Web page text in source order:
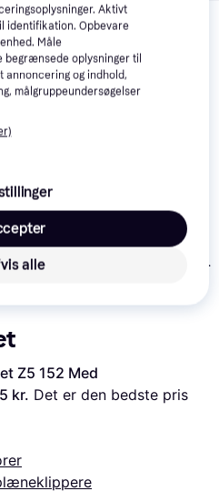
der matcher dine
Z454X
klippeaggregat
Husqvarna
Z5 152 Med
kr. Det er den bedste pris
Aktivt
identifikation. Opbevare
Måle
oplysninger til
annoncering og indhold,
målgruppeundersøgelser
alle